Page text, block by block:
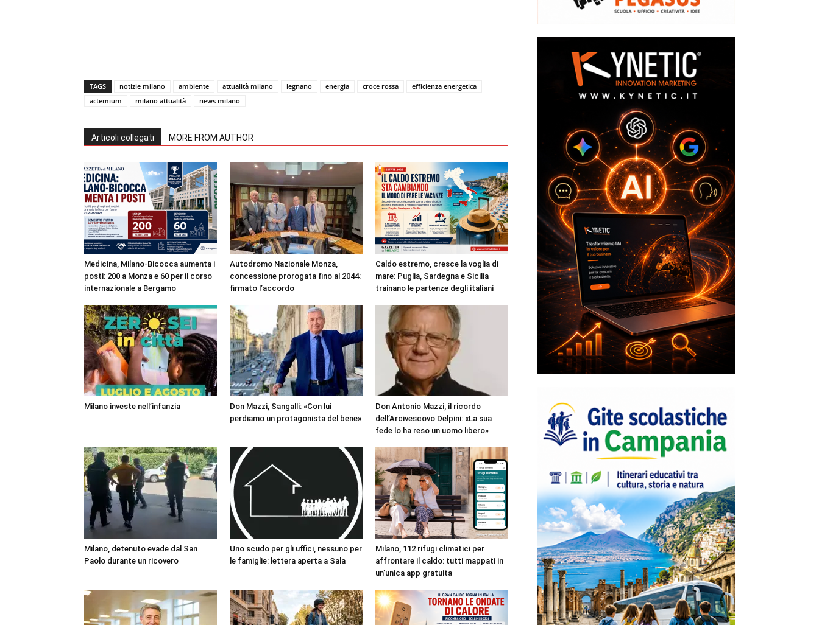
TAGS notizie milano ambiente attualità milano legnano energia croce rossa
efficienza energetica
actemium
milano attualità news milano
Articoli collegati MORE FROM AUTHOR
Medicina, Milano-Bicocca aumenta i
posti: 200 a Monza e 60 per il corso
internazionale a Bergamo
Autodromo Nazionale Monza,
concessione prorogata fino al 2044:
firmato l’accordo
Caldo estremo, cresce la voglia di
mare: Puglia, Sardegna e Sicilia
trainano le partenze degli italiani
Milano investe nell’infanzia
Don Mazzi, Sangalli: «Con lui
perdiamo un protagonista del bene»
Don Antonio Mazzi, il ricordo
dell’Arcivescovo Delpini: «La sua
fede lo ha reso un uomo libero»
Milano, detenuto evade dal San
Paolo durante un ricovero
Uno scudo per gli uffici, nessuno per
le famiglie: lettera aperta a Sala
Milano, 112 rifugi climatici per
affrontare il caldo: tutti mappati in
un’unica app gratuita